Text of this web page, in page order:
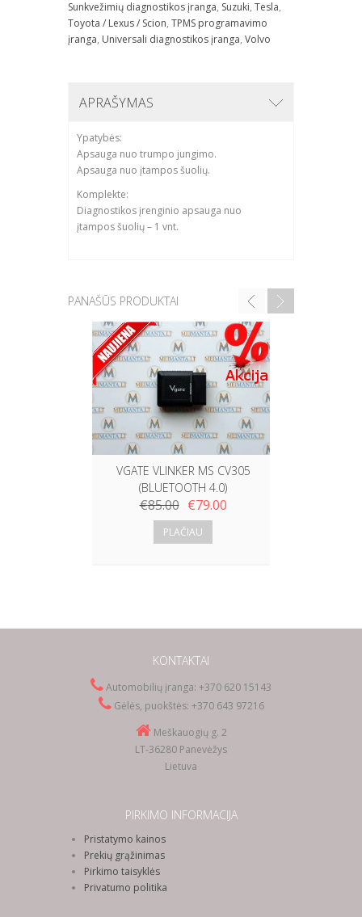
Sunkvežimių diagnostikos įranga, Suzuki, Tesla,
Toyota / Lexus / Scion, TPMS programavimo
įranga, Universali diagnostikos įranga, Volvo
APRAŠYMAS
Ypatybės:
Apsauga nuo trumpo jungimo.
Apsauga nuo įtampos šuolių.
Komplekte:
Diagnostikos įrenginio apsauga nuo
įtampos šuolių – 1 vnt.
PANAŠŪS PRODUKTAI
VGATE VLINKER MS CV305
(BLUETOOTH 4.0)
€85.00 €79.00
PLAČIAU
KONTAKTAI
Automobilių įranga: +370 620 15143
Gėlės, puokštės: +370 643 97216
Meškauogių g. 2
LT-36280 Panevėžys
Lietuva
PIRKIMO INFORMACIJA
Pristatymo kainos
Prekių grąžinimas
Pirkimo taisyklės
Privatumo politika